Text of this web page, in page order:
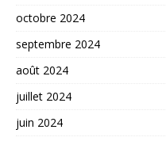
octobre 2024
septembre 2024
août 2024
juillet 2024
juin 2024